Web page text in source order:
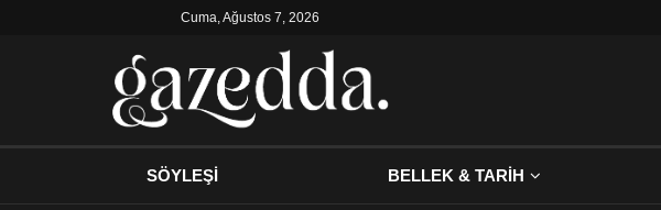
Cuma, Ağustos 7, 2026
SÖYLEŞİ BELLEK & TARİH